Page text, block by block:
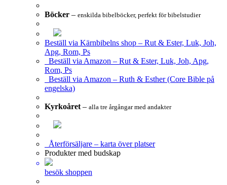
Böcker – enskilda bibelböcker, perfekt för bibelstudier
Beställ via Kärnbibelns shop – Rut & Ester, Luk, Joh,
Apg, Rom, Ps
Beställ via Amazon – Rut & Ester, Luk, Joh, Apg,
Rom, Ps
Beställ via Amazon – Ruth & Esther (Core Bible på
engelska)
Kyrkoåret – alla tre årgångar med andakter
Återförsäljare – karta över platser
Produkter med budskap
besök shoppen